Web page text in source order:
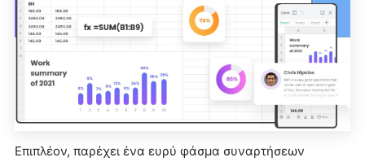
Επιπλέον, παρέχει ένα ευρύ φάσμα συναρτήσεων